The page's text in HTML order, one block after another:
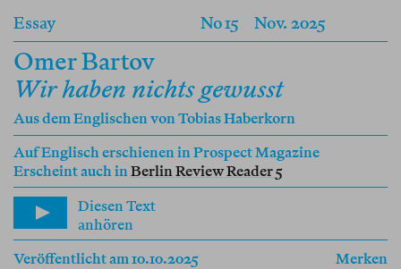
Essay No 15 Nov. 2025
Omer Bartov
Wir haben nichts gewusst
Aus dem Englischen vonTobias Haberkorn
Auf Englisch erschienen inProspect Magazine
Erscheint auch inBerlin Review Reader 5
Diesen Text
anhören
Veröffentlicht am 10.10.2025
Merken